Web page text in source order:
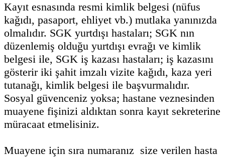
Kayıt esnasında resmi kimlik belgesi (nüfus
kağıdı, pasaport, ehliyet vb.) mutlaka yanınızda
olmalıdır. SGK yurtdışı hastaları; SGK nın
düzenlemiş olduğu yurtdışı evrağı ve kimlik
belgesi ile, SGK iş kazası hastaları; iş kazasını
gösterir iki şahit imzalı vizite kağıdı, kaza yeri
tutanağı, kimlik belgesi ile başvurmalıdır.
Sosyal güvenceniz yoksa; hastane veznesinden
muayene fişinizi aldıktan sonra kayıt sekreterine
müracaat etmelisiniz.
Muayene için sıra numaranız size verilen hasta